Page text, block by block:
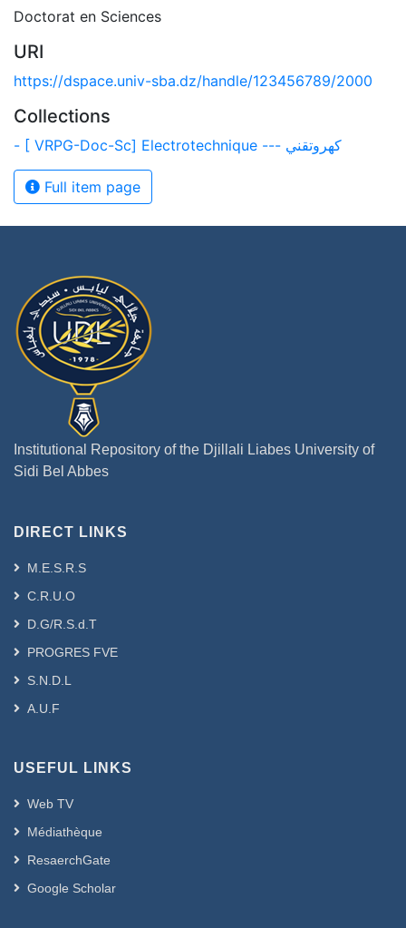
Doctorat en Sciences
URI
https://dspace.univ-sba.dz/handle/123456789/2000
Collections
- [ VRPG-Doc-Sc] Electrotechnique --- كهروتقني
Full item page
Institutional Repository of the Djillali Liabes University of
Sidi Bel Abbes
DIRECT LINKS
M.E.S.R.S
C.R.U.O
D.G/R.S.d.T
PROGRES FVE
S.N.D.L
A.U.F
USEFUL LINKS
Web TV
Médiathèque
ResaerchGate
Google Scholar